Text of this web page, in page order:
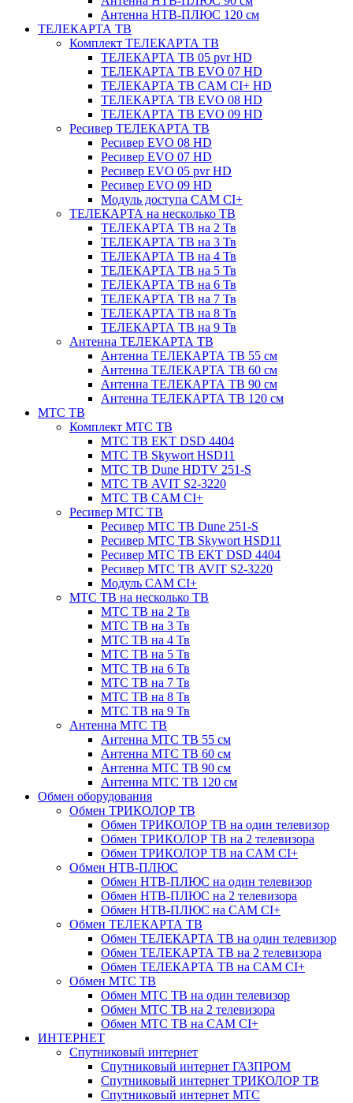
Антенна НТВ-ПЛЮС 120 см
ТЕЛЕКАРТА ТВ
Комплект ТЕЛЕКАРТА ТВ
ТЕЛЕКАРТА ТВ 05 pvr HD
ТЕЛЕКАРТА ТВ EVO 07 HD
ТЕЛЕКАРТА ТВ CAM CI+ HD
ТЕЛЕКАРТА ТВ EVO 08 HD
ТЕЛЕКАРТА ТВ EVO 09 HD
Ресивер ТЕЛЕКАРТА ТВ
Ресивер EVO 08 HD
Ресивер EVO 07 HD
Ресивер EVO 05 pvr HD
Ресивер EVO 09 HD
Модуль доступа CAM CI+
ТЕЛЕКАРТА на несколько ТВ
ТЕЛЕКАРТА ТВ на 2 Тв
ТЕЛЕКАРТА ТВ на 3 Тв
ТЕЛЕКАРТА ТВ на 4 Тв
ТЕЛЕКАРТА ТВ на 5 Тв
ТЕЛЕКАРТА ТВ на 6 Тв
ТЕЛЕКАРТА ТВ на 7 Тв
ТЕЛЕКАРТА ТВ на 8 Тв
ТЕЛЕКАРТА ТВ на 9 Тв
Антенна ТЕЛЕКАРТА ТВ
Антенна ТЕЛЕКАРТА ТВ 55 см
Антенна ТЕЛЕКАРТА ТВ 60 см
Антенна ТЕЛЕКАРТА ТВ 90 см
Антенна ТЕЛЕКАРТА ТВ 120 см
МТС ТВ
Комплект МТС ТВ
МТС ТВ EKT DSD 4404
МТС ТВ Skywort HSD11
МТС ТВ Dune HDTV 251-S
МТС ТВ AVIT S2-3220
МТС ТВ CAM CI+
Ресивер МТС ТВ
Ресивер МТС ТВ Dune 251-S
Ресивер МТС ТВ Skywort HSD11
Ресивер МТС ТВ EKT DSD 4404
Ресивер МТС ТВ AVIT S2-3220
Модуль CAM CI+
МТС ТВ на несколько ТВ
МТС ТВ на 2 Тв
МТС ТВ на 3 Тв
МТС ТВ на 4 Тв
МТС ТВ на 5 Тв
МТС ТВ на 6 Тв
МТС ТВ на 7 Тв
МТС ТВ на 8 Тв
МТС ТВ на 9 Тв
Антенна МТС ТВ
Антенна МТС ТВ 55 см
Антенна МТС ТВ 60 см
Антенна МТС ТВ 90 см
Антенна МТС ТВ 120 см
Обмен оборудования
Обмен ТРИКОЛОР ТВ
Обмен ТРИКОЛОР ТВ на один телевизор
Обмен ТРИКОЛОР ТВ на 2 телевизора
Обмен ТРИКОЛОР ТВ на CAM CI+
Обмен НТВ-ПЛЮС
Обмен НТВ-ПЛЮС на один телевизор
Обмен НТВ-ПЛЮС на 2 телевизора
Обмен НТВ-ПЛЮС на CAM CI+
Обмен ТЕЛЕКАРТА ТВ
Обмен ТЕЛЕКАРТА ТВ на один телевизор
Обмен ТЕЛЕКАРТА ТВ на 2 телевизора
Обмен ТЕЛЕКАРТА ТВ на CAM CI+
Обмен МТС ТВ
Обмен МТС ТВ на один телевизор
Обмен МТС ТВ на 2 телевизора
Обмен МТС ТВ на CAM CI+
ИНТЕРНЕТ
Спутниковый интернет
Спутниковый интернет ГАЗПРОМ
Спутниковый интернет ТРИКОЛОР ТВ
Спутниковый интернет МТС